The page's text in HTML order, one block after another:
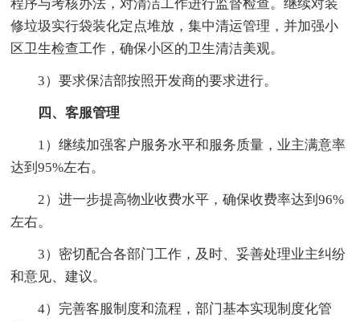
程序与考核办法，对清洁工作进行监督检查。继续对装
修垃圾实行袋装化定点堆放，集中清运管理，并加强小
区卫生检查工作，确保小区的卫生清洁美观。
3）要求保洁部按照开发商的要求进行。
四、客服管理
1）继续加强客户服务水平和服务质量，业主满意率
达到95%左右。
2）进一步提高物业收费水平，确保收费率达到96%
左右。
3）密切配合各部门工作，及时、妥善处理业主纠纷
和意见、建议。
4）完善客服制度和流程，部门基本实现制度化管